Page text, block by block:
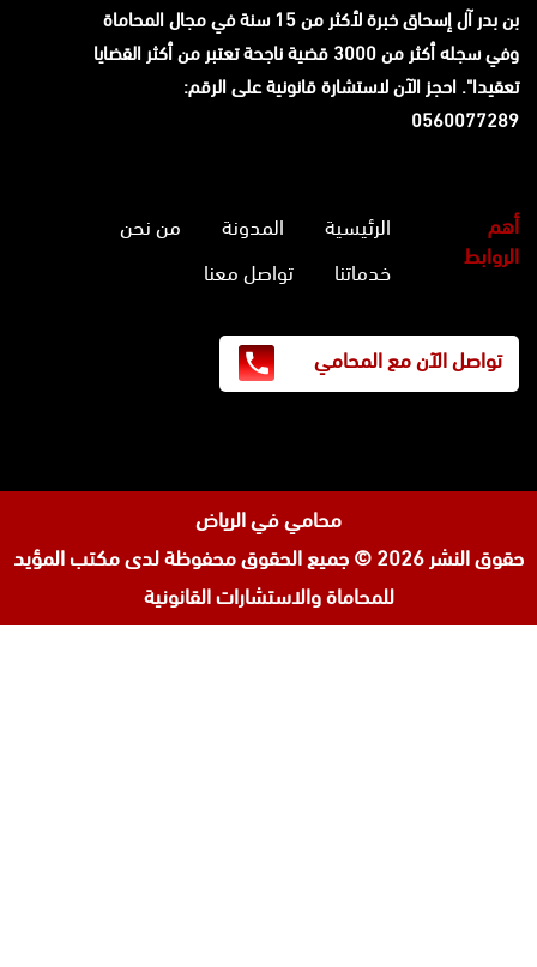
بن بدر آل إسحاق
خبرة لأكثر من 15 سنة في مجال المحاماة
وفي سجله أكثر من 3000 قضية ناجحة تعتبر من أكثر القضايا
تعقيدا". احجز الآن لاستشارة قانونية على الرقم:
0560077289
أهم
الروابط
الرئيسية المدونة
من نحن
خدماتنا
تواصل معنا
تواصل الآن مع المحامي
محامي في الرياض
حقوق النشر 2026 © جميع الحقوق محفوظة لدى
مكتب المؤيد
للمحاماة والاستشارات القانونية